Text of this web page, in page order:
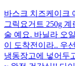
바스크 치즈케이크
그릭요거트 250g
술 예요. 바닐라 오
이 도착전이라.. 우
냉동장고에 넣어두